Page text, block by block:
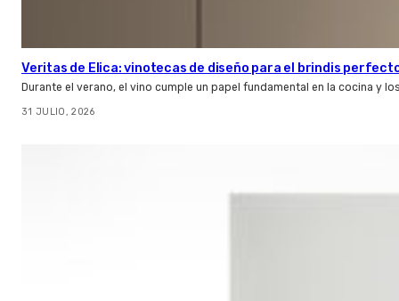
Veritas de Elica: vinotecas de diseño para el brindis
Durante el verano, el vino cumple un papel fundamental en la cocina y
31 JULIO, 2026